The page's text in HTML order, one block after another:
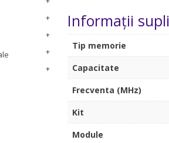
Informații
Tip memorie
Capacitate
Frecventa (MHz)
Kit
Module